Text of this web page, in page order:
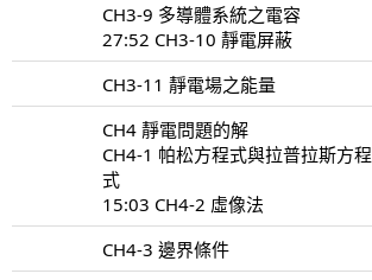
CH3-9 多導體系統之電容
27:52 CH3-10 靜電屏蔽
CH3-11 靜電場之能量
CH4 靜電問題的解
CH4-1 帕松方程式與拉普拉斯方程
式
15:03 CH4-2 虛像法
CH4-3 邊界條件